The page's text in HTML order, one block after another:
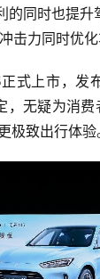
的同时也提
击力同时优化
式上市，
，无疑为消
极致出行体验